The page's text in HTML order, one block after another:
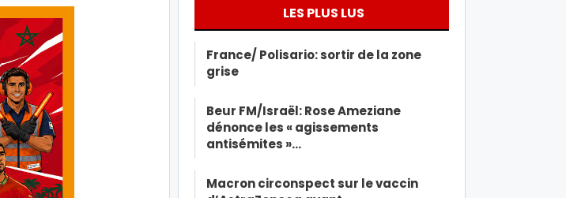
LES PLUS LUS
France/ Polisario: sortir de la zone
grise
Beur FM/Israël: Rose Ameziane
dénonce les « agissements
antisémites »…
Macron circonspect sur le vaccin